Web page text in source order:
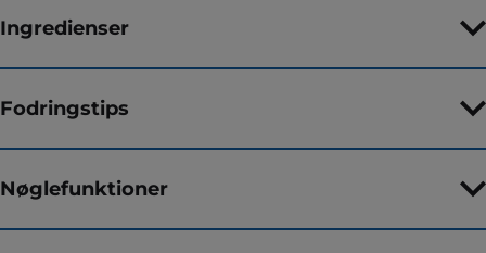
Ingredienser
Fodringstips
Nøglefunktioner